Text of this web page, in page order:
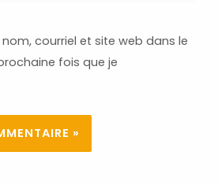
courriel et site web dans le
fois que je